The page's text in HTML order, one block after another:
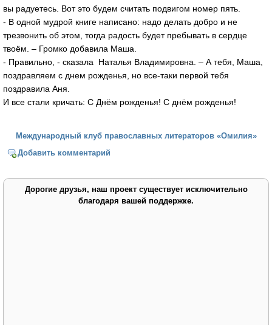
вы радуетесь. Вот это будем считать подвигом номер пять.
- В одной мудрой книге написано: надо делать добро и не
трезвонить об этом, тогда радость будет пребывать в сердце
твоём. – Громко добавила Маша.
- Правильно, - сказала Наталья Владимировна. – А тебя, Маша,
поздравляем с днем рожденья, но все-таки первой тебя
поздравила Аня.
И все стали кричать: С Днём рожденья! С днём рожденья!
Международный клуб православных литераторов «Омилия»
Добавить комментарий
Дорогие друзья, наш проект существует исключительно
благодаря вашей поддержке.